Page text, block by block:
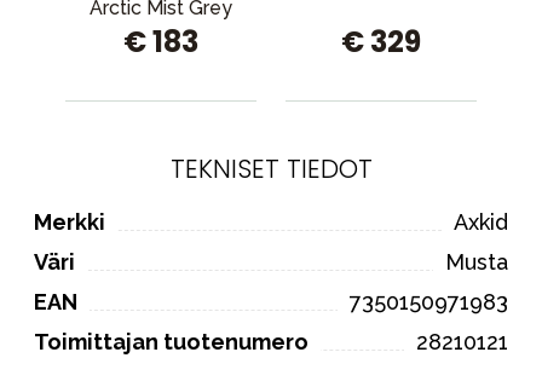
Arctic Mist Grey
€ 183 € 329
TEKNISET TIEDOT
Merkki
Axkid
Väri
Musta
EAN
7350150971983
Toimittajan tuotenumero
28210121